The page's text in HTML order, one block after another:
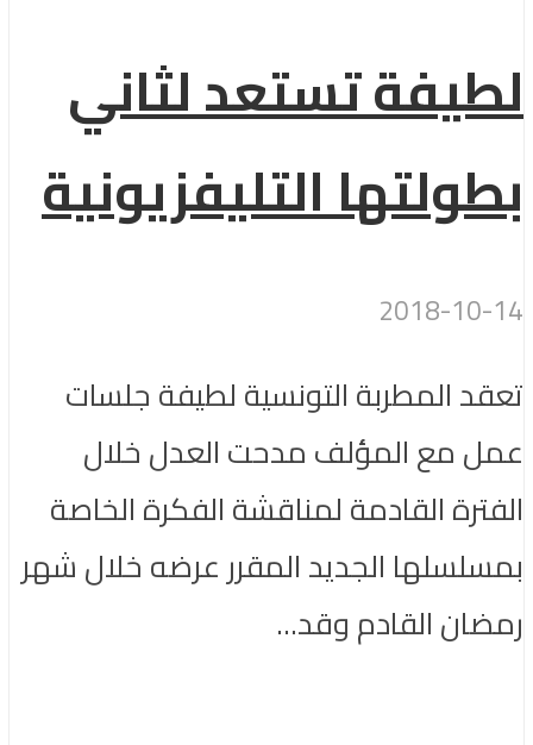
لطيفة تستعد لثاني
بطولتها التليفزيونية
2018-10-14
تعقد المطربة التونسية لطيفة جلسات
عمل مع المؤلف مدحت العدل خلال
الفترة القادمة لمناقشة الفكرة الخاصة
بمسلسلها الجديد المقرر عرضه خلال شهر
رمضان القادم وقد...